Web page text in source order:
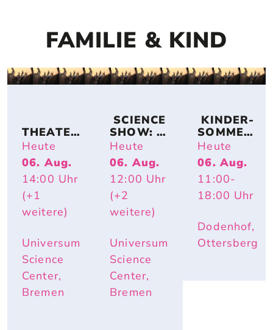
FAMILIE & KIND
THEATER
KOLLEKT
IV
KA2OH –
DU. WIR.
UND ICH.
Heute
06. Aug.
14:00 Uhr
(+1
weitere)
Universum
Science
Center,
Bremen
SCIENCE
SHOW:
TIERISCH
HEISS – W
ARUM R
OTE W
ANGEN U
ND E
LEFANTE
IM S
OMMER N
ÜTZLICH
SIND
Heute
06. Aug.
12:00 Uhr
(+2
weitere)
Universum
Science
Center,
Bremen
KINDER-
SOMMER-
ACTION
Heute
06. Aug.
11:00-
18:00 Uhr
Dodenhof,
Ottersberg